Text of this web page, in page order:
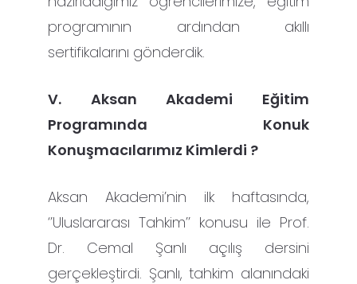
programının ardından akıllı
sertifikalarını gönderdik.
V. Aksan Akademi Eğitim
Programında Konuk
Konuşmacılarımız Kimlerdi ?
Aksan Akademi’nin ilk haftasında,
‘’Uluslararası Tahkim’’ konusu ile Prof.
Dr. Cemal Şanlı açılış dersini
gerçekleştirdi. Şanlı, tahkim alanındaki